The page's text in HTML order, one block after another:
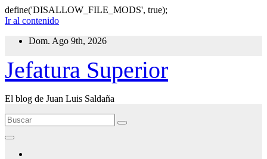
define('DISALLOW_FILE_MODS', true);
Ir al contenido
Dom. Ago 9th, 2026
Jefatura Superior
El blog de Juan Luis Saldaña